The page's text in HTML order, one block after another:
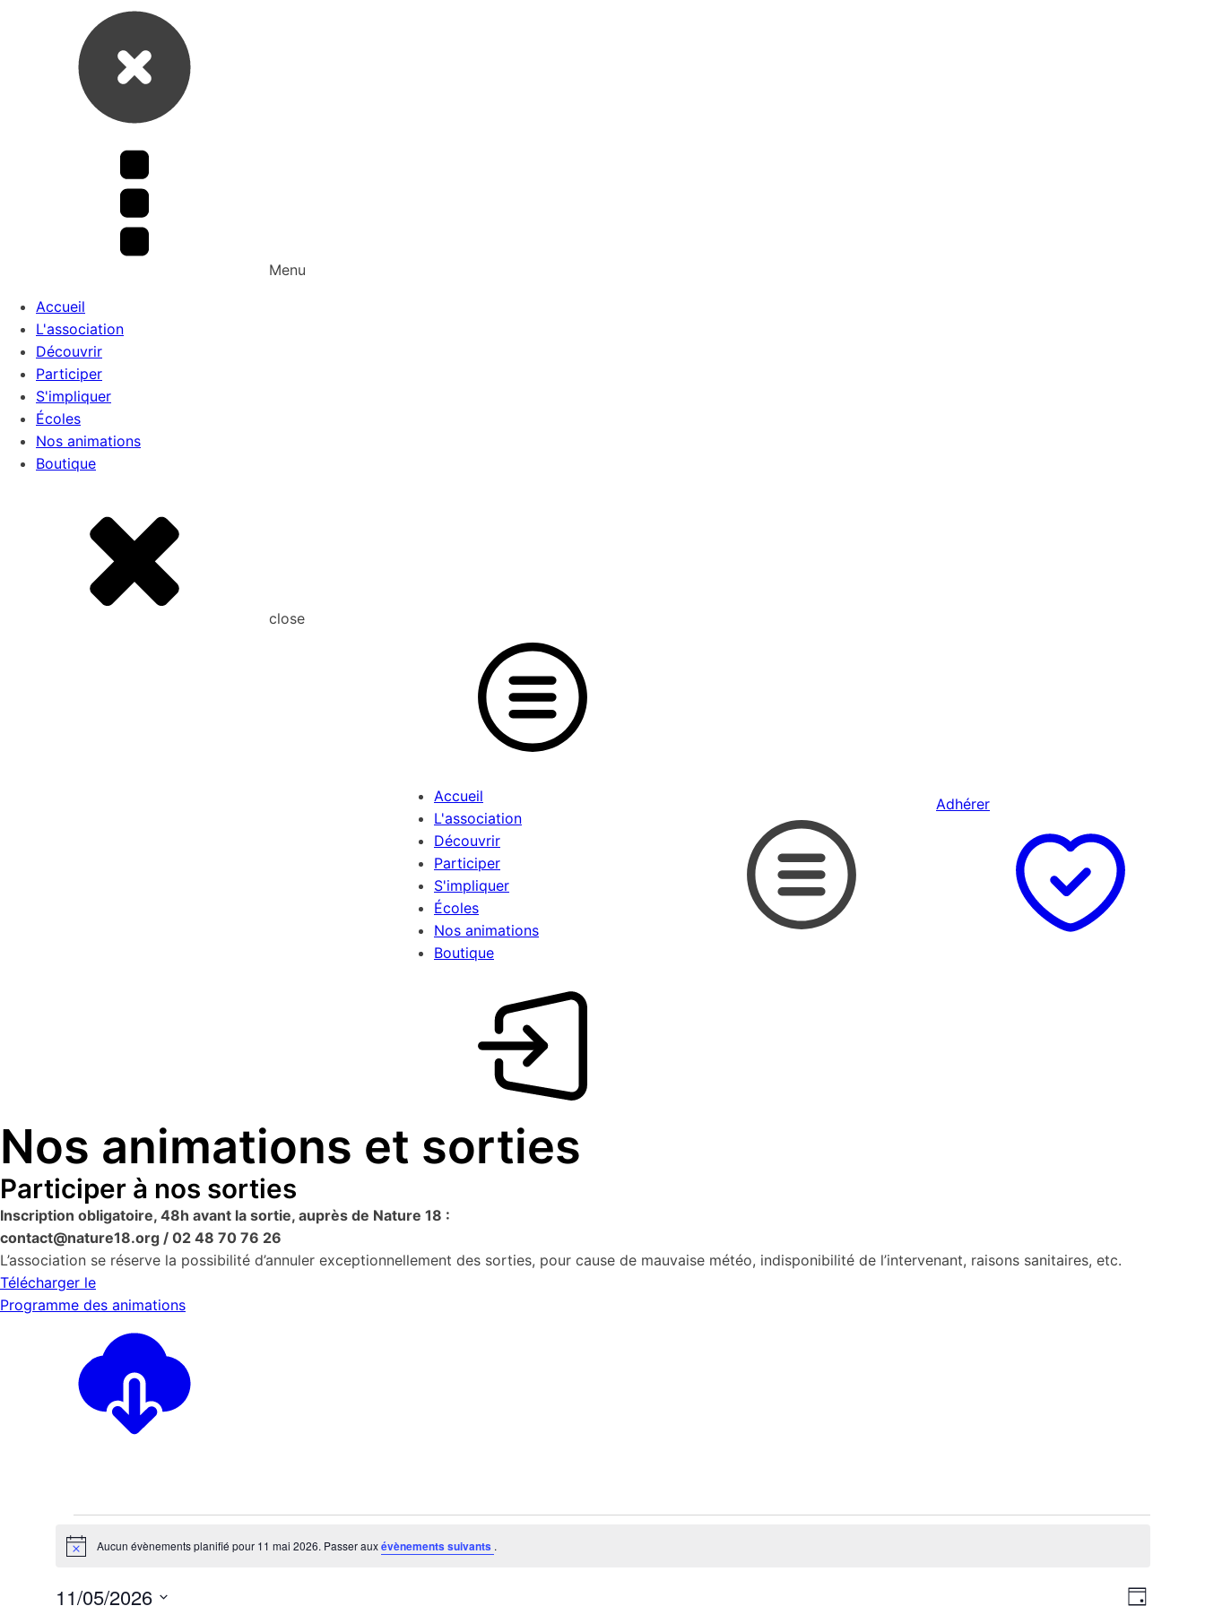
Menu
Accueil
L'association
Découvrir
Participer
S'impliquer
Écoles
Nos animations
Boutique
close
Accueil
L'association
Découvrir
Participer
S'impliquer
Écoles
Nos animations
Boutique
Adhérer
Nos animations et sorties
Participer à nos sorties
Inscription obligatoire, 48h avant la sortie, auprès de Nature 18 :
contact@nature18.org / 02 48 70 76 26
L’association se réserve la possibilité d’annuler exceptionnellement des sorties, pour cause de mauvaise météo, indisponibilité de l’intervenant, raisons sanitaires, etc.
Télécharger le
Programme des animations
Évènements
Notice Aucun évènements planifié pour 11 mai 2026. Passer auxévènements suivants .
11/05/2026